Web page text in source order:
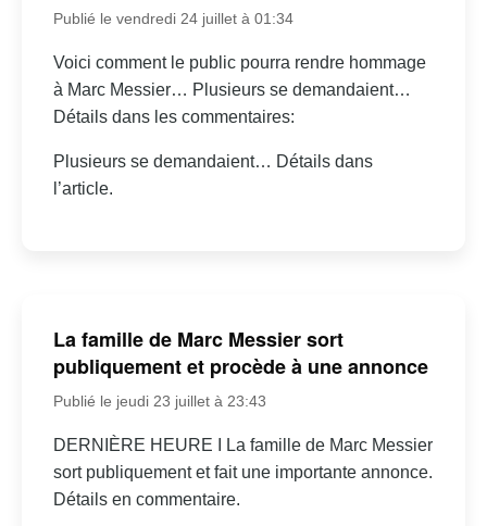
Publié le vendredi 24 juillet à 01:34
Voici comment le public pourra rendre hommage
à Marc Messier… Plusieurs se demandaient…
Détails dans les commentaires:
Plusieurs se demandaient… Détails dans
l’article.
La famille de Marc Messier sort
publiquement et procède à une annonce
Publié le jeudi 23 juillet à 23:43
DERNIÈRE HEURE I La famille de Marc Messier
sort publiquement et fait une importante annonce.
Détails en commentaire.